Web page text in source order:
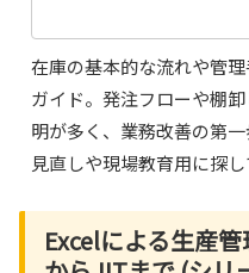
在庫の基本的な流れや管
ガイド。発注フローや棚
明が多く、業務改善の第
見直しや現場教育用に探
Excelによる生産